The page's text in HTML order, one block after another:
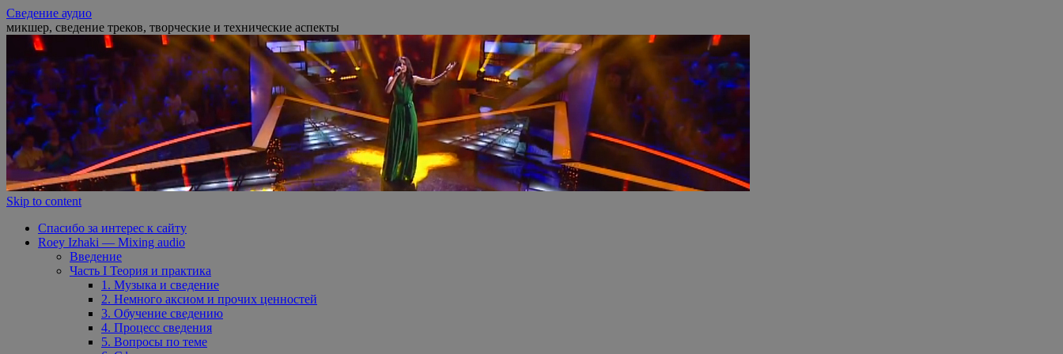
Сведение аудио
микшер, сведение треков, творческие и технические аспекты
Skip to content
Спасибо за интерес к сайту
Roey Izhaki — Mixing audio
Введение
Часть I Теория и практика
1. Музыка и сведение
2. Немного аксиом и прочих ценностей
3. Обучение сведению
4. Процесс сведения
5. Вопросы по теме